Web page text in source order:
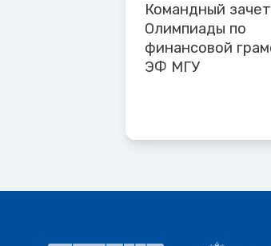
Командный зачет
Олимпиады по
финансовой
ЭФ МГУ